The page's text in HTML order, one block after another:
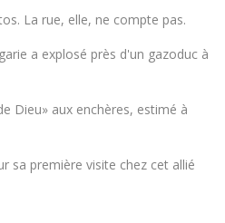
La rue, elle, ne compte pas.
a explosé près d'un gazoduc à
Dieu» aux enchères, estimé à
sa première visite chez cet allié